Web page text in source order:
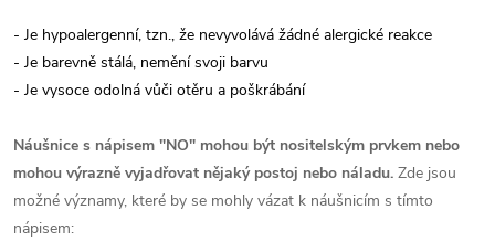
- Je hypoalergenní, tzn., že nevyvolává žádné alergické reakce
- Je barevně stálá, nemění svoji barvu
- Je vysoce odolná vůči otěru a poškrábání
Náušnice s nápisem "NO" mohou být nositelským prvkem nebo
mohou výrazně vyjadřovat nějaký postoj nebo náladu. Zde jsou
možné významy, které by se mohly vázat k náušnicím s tímto
nápisem: